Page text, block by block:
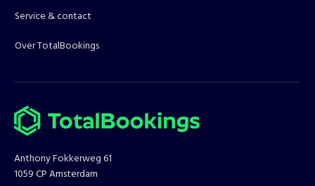
Service & contact
Over TotalBookings
Anthony Fokkerweg 61
1059 CP Amsterdam